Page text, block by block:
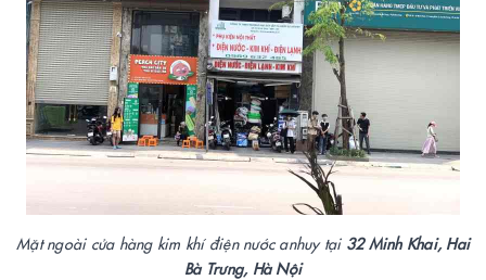
Mặt ngoài cửa hàng kim khí điện nước anhuy tại 32 Minh Khai, Hai
Bà Trưng, Hà Nội